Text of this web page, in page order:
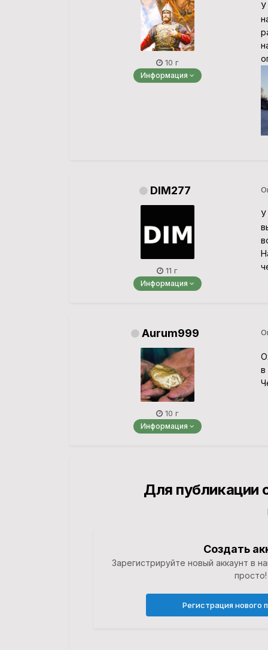
10 г
Информация
У
DIM277
11 г
Информация
У
Aurum999
10 г
Информация
в
Для публикации
Создать
Зарегистрируйте новый аккаунт в
просто!
Регистрация нового